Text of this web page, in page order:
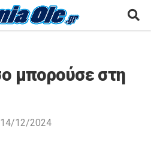
μπορούσε στη
14/12/2024